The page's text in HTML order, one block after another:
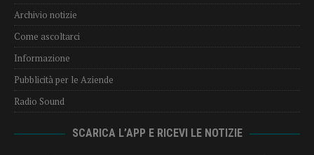
Archivio notizie
Come ascoltarci
Informazione
Pubblicità per le Aziende
Radio Sound
SCARICA L’APP E RICEVI LE NOTIZIE